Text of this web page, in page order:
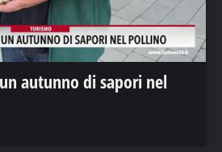
autunno di sapori nel